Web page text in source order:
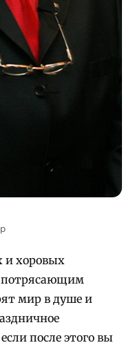
и хоровых
потрясающим
мир в душе и
после этого вы